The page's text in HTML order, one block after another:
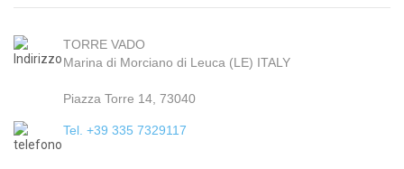
TORRE VADO
Marina di Morciano di Leuca (LE) ITALY
Piazza Torre 14, 73040
Tel. +39 335 7329117